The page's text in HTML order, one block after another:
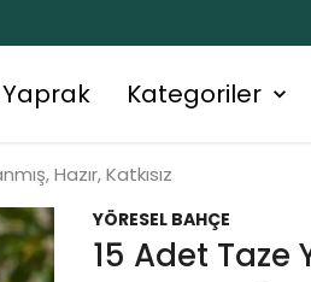
Kategoriler
Hazır, Katkısız
YÖRESEL BAHÇE
15 Adet Taze